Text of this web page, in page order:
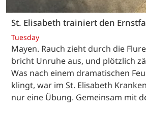
St. Elisabeth trainiert den
Tuesday
Mayen. Rauch zieht durch die
bricht Unruhe aus, und plötzlich
Was nach einem dramatischen
klingt, war im St. Elisabeth
nur eine Übung. Gemeinsam mit